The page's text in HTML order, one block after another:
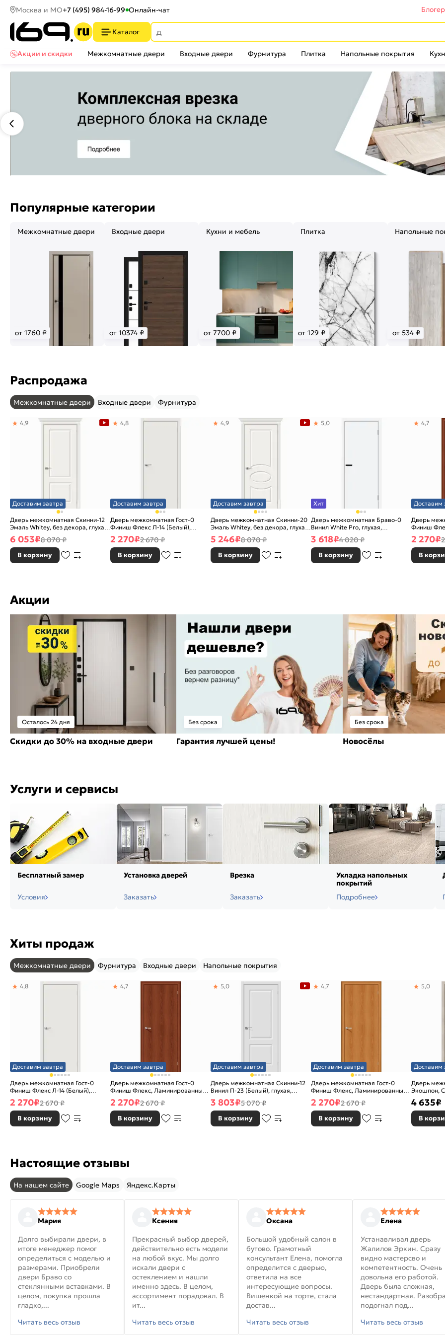
Москва и МО+7 (495) 984-16-99 Онлайн-чат
Каталог
Акции и скидки
Межкомнатные двери Входные двери Фурнитура Плитка Напольные покрытия
Популярные категории
Межкомнатные двери
от 1760 ₽
Входные двери
от 10374 ₽
Кухни и мебель
от 7700 ₽
Плитка
от 129 ₽
Напольные
от 534 ₽
Распродажа
Межкомнатные двери Входные двери Фурнитура
Доставим завтра
Дверь межкомнатная Скинни-12
Эмаль Whitey, без декора, глухая,
без стекла, без кромки, скиновая
4,9
6 053₽8 070 ₽
В корзину
Доставим завтра
Дверь межкомнатная Гост-0
Финиш Флекс Л-14 (Белый),
глухая, каркасно-щитовая
4,8
2 270₽2 670 ₽
В корзину
Доставим завтра
Дверь межкомнатная Скинни-20
Эмаль Whitey, без декора, глухая,
без стекла, без кромки, скиновая
4,9
5 246₽8 070 ₽
В корзину
Хит
Дверь межкомнатная Браво-0
Винил White Pro, глухая,
каркасно-щитовая
5,0
3 618₽4 020 ₽
В корзину
Доставим
Дверь
Финиш
Л-11
каркасно-
4,7
2 270₽
В
Акции
Осталось 24 дня
Скидки до 30% на входные двери
Без срока
Гарантия лучшей цены!
Без срока
Новосёлы
Услуги и сервисы
Бесплатный замер
Условия
Установка дверей
Заказать
Врезка
Заказать
Укладка напольных
покрытий
Подробнее
Хиты продаж
Межкомнатные двери Фурнитура Входные двери Напольные покрытия
Доставим завтра
Дверь межкомнатная Гост-0
Финиш Флекс Л-14 (Белый),
глухая, каркасно-щитовая
4,8
2 270₽2 670 ₽
В корзину
Доставим завтра
Дверь межкомнатная Гост-0
Финиш Флекс, Ламинированные
Л-11 (ИталОрех), глухая,
каркасно-щитовая
4,7
2 270₽2 670 ₽
В корзину
Доставим завтра
Дверь межкомнатная Скинни-12
Винил П-23 (Белый), глухая,
скиновая
5,0
3 803₽5 070 ₽
В корзину
Доставим завтра
Дверь межкомнатная Гост-0
Финиш Флекс, Ламинированные
Л-12 (МиланОрех), глухая,
каркасно-щитовая
4,7
2 270₽2 670 ₽
В корзину
Доставим
Дверь
Экошпон,
5,0
4 635₽
В
Настоящие отзывы
На нашем сайте Google Maps Яндекс.Карты
Мария
Долго выбирали двери, в
итоге менеджер помог
определиться с моделью и
размерами. Приобрели
двери Браво со
стеклянными вставками. В
целом, покупка прошла
гладко,...
Читать весь отзыв
Ксения
Прекрасный выбор дверей,
действительно есть модели
на любой вкус. Мы долго
искали двери с
остеклением и нашли
именно здесь. В целом,
ассортимент порадовал. В
ит...
Читать весь отзыв
Оксана
Большой удобный салон в
бутово. Грамотный
консультант Елена, помогла
определится с дверью,
ответила на все
интересующие вопросы.
Вишенкой на торте, стала
достав...
Читать весь отзыв
Елена
Устанавливал дверь
Жалилов Эркин. Сразу
видно мастерсво и
компетентность. Очень
довольна его работой.
Дверь была сложная,
нестандартная.
подогнал под...
Читать весь отзыв